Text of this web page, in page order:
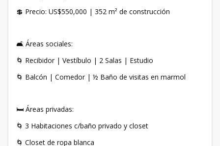
💲 Precio: US$550,000 | 352 m² de construcción
🛋️ Áreas sociales:
🌀 Recibidor | Vestíbulo | 2 Salas | Estudio
🌀 Balcón | Comedor | ½ Baño de visitas en marmol
🛏️ Áreas privadas:
🌀 3 Habitaciones c/baño privado y closet
🌀 Closet de ropa blanca